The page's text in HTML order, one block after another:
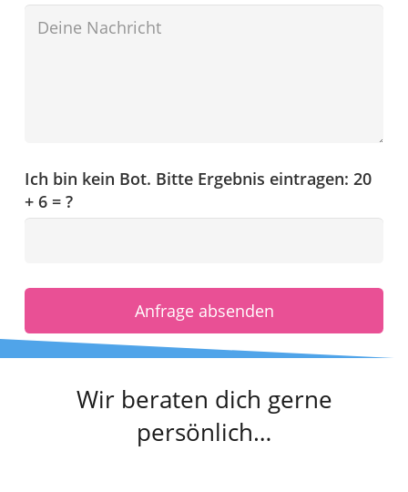
Ich bin kein Bot. Bitte Ergebnis eintragen: 20
+ 6 = ?
Anfrage absenden
Wir beraten dich gerne
persönlich…